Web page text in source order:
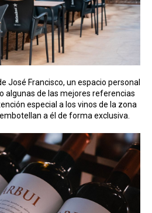
José Francisco, un espacio personal
algunas de las mejores referencias
especial a los vinos de la zona
a él de forma exclusiva.